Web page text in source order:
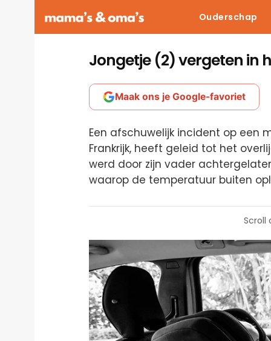
Ouderschap
Jongetje (2) vergeten in
Maak ons je Google-favoriet
Een afschuwelijk incident op een
Frankrijk, heeft geleid tot het
werd door zijn vader
waarop de temperatuur buiten
Scroll